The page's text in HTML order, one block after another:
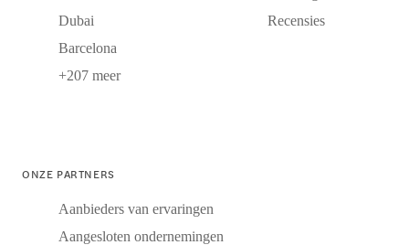
Dubai
Barcelona
+207 meer
Recensies
ONZE PARTNERS
Aanbieders van ervaringen
Aangesloten ondernemingen